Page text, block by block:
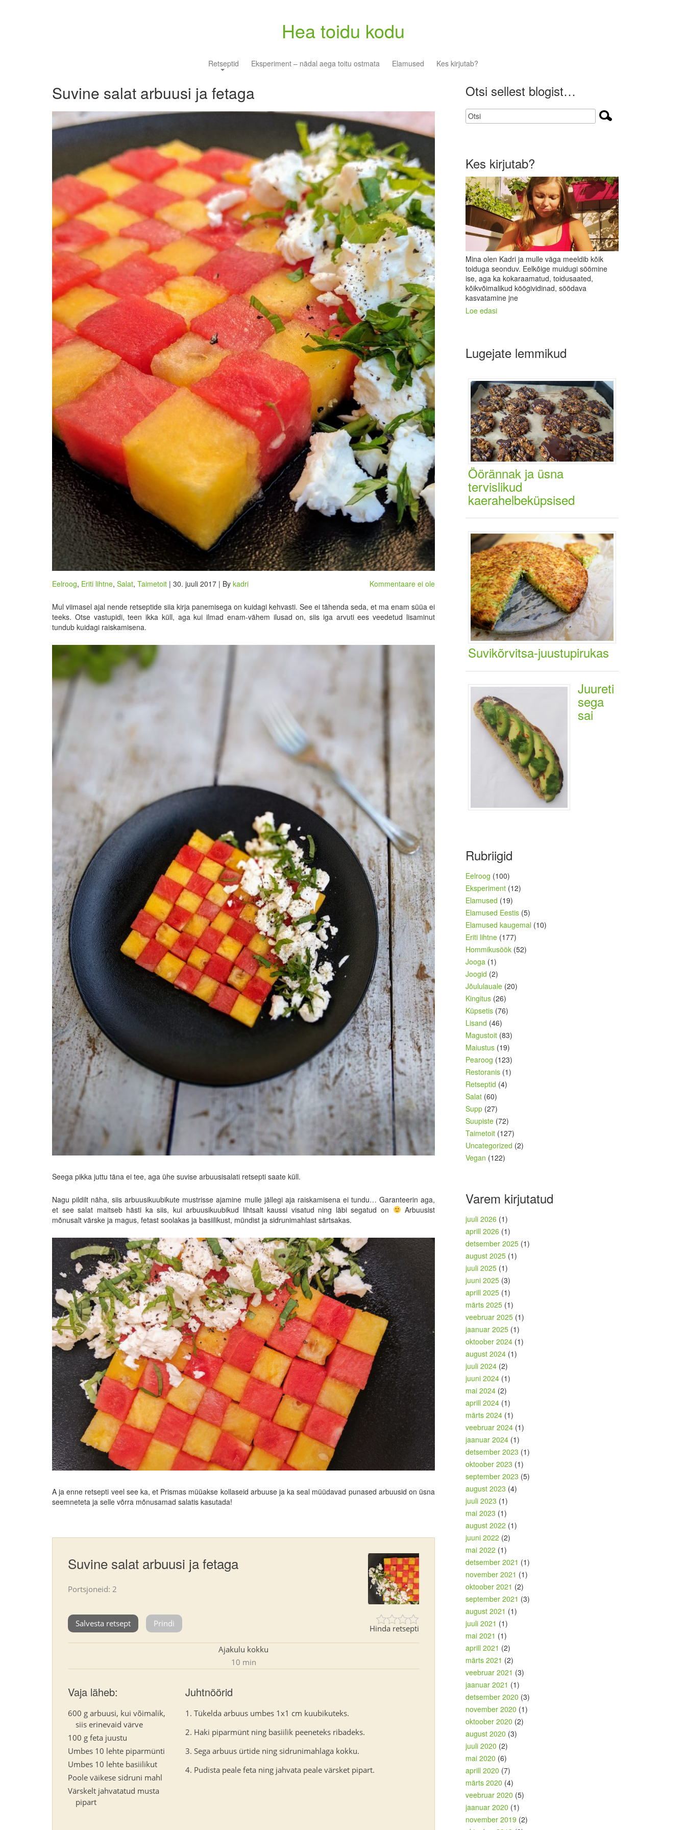
Hea toidu kodu
Retseptid Eksperiment – nädal aega toitu ostmata Elamused Kes kirjutab?
Suvine salat arbuusi ja fetaga
Eelroog, Eriti lihtne, Salat, Taimetoit | 30. juuli 2017 | By kadri Kommentaare ei ole
Mul viimasel ajal nende retseptide siia kirja panemisega on kuidagi kehvasti. See ei tähenda seda, et ma enam süüa ei
teeks. Otse vastupidi, teen ikka küll, aga kui ilmad enam-vähem ilusad on, siis iga arvuti ees veedetud lisaminut
tundub kuidagi raiskamisena.
Seega pikka juttu täna ei tee, aga ühe suvise arbuusisalati retsepti saate küll.
Nagu pildilt näha, siis arbuusikuubikute mustrisse ajamine mulle jällegi aja raiskamisena ei tundu… Garanteerin aga,
et see salat maitseb hästi ka siis, kui arbuusikuubikud lihtsalt kaussi visatud ning läbi segatud on
Arbuusist
mõnusalt värske ja magus, fetast soolakas ja basiilikust, mündist ja sidrunimahlast särtsakas.
A ja enne retsepti veel see ka, et Prismas müüakse kollaseid arbuuse ja ka seal müüdavad punased arbuusid on üsna
seemneteta ja selle võrra mõnusamad salatis kasutada!
Suvine salat arbuusi ja fetaga
Portsjoneid: 2
Hinda retsepti
Salvesta retsept Prindi
Ajakulu kokku
10 min
Vaja läheb:
600 g arbuusi, kui võimalik,
siis erinevaid värve
100 g feta juustu
Umbes 10 lehte piparmünti
Umbes 10 lehte basiilikut
Poole väikese sidruni mahl
Värskelt jahvatatud musta
pipart
Juhtnöörid
Tükelda arbuus umbes 1x1 cm kuubikuteks.
Haki piparmünt ning basiilik peeneteks ribadeks.
Sega arbuus ürtide ning sidrunimahlaga kokku.
Pudista peale feta ning jahvata peale värsket pipart.
Otsi sellest blogist…
Kes kirjutab?
Mina olen Kadri ja mulle väga meeldib kõik
toiduga seonduv. Eelkõige muidugi söömine
ise, aga ka kokaraamatud, toidusaated,
kõikvõimalikud köögividinad, söödava
kasvatamine jne
Loe edasi
Lugejate lemmikud
Öörännak ja üsna
tervislikud
kaerahelbeküpsised
Suvikõrvitsa-juustupirukas
Juureti
sega
sai
Rubriigid
Eelroog (100)
Eksperiment (12)
Elamused (19)
Elamused Eestis (5)
Elamused kaugemal (10)
Eriti lihtne (177)
Hommikusöök (52)
Jooga (1)
Joogid (2)
Jõululauale (20)
Kingitus (26)
Küpsetis (76)
Lisand (46)
Magustoit (83)
Maiustus (19)
Pearoog (123)
Restoranis (1)
Retseptid (4)
Salat (60)
Supp (27)
Suupiste (72)
Taimetoit (127)
Uncategorized (2)
Vegan (122)
Varem kirjutatud
juuli 2026 (1)
aprill 2026 (1)
detsember 2025 (1)
august 2025 (1)
juuli 2025 (1)
juuni 2025 (3)
aprill 2025 (1)
märts 2025 (1)
veebruar 2025 (1)
jaanuar 2025 (1)
oktoober 2024 (1)
august 2024 (1)
juuli 2024 (2)
juuni 2024 (1)
mai 2024 (2)
aprill 2024 (1)
märts 2024 (1)
veebruar 2024 (1)
jaanuar 2024 (1)
detsember 2023 (1)
oktoober 2023 (1)
september 2023 (5)
august 2023 (4)
juuli 2023 (1)
mai 2023 (1)
august 2022 (1)
juuni 2022 (2)
mai 2022 (1)
detsember 2021 (1)
november 2021 (1)
oktoober 2021 (2)
september 2021 (3)
august 2021 (1)
juuli 2021 (1)
mai 2021 (1)
aprill 2021 (2)
märts 2021 (2)
veebruar 2021 (3)
jaanuar 2021 (1)
detsember 2020 (3)
november 2020 (1)
oktoober 2020 (2)
august 2020 (3)
juuli 2020 (2)
mai 2020 (6)
aprill 2020 (7)
märts 2020 (4)
veebruar 2020 (5)
jaanuar 2020 (1)
november 2019 (2)